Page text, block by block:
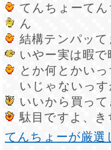
てんちょーて
ん
結構テンパッ
いやー実は暇
とか何とかい
いじゃないっす
いいから買っ
駄目ですよ、
てんちょーが厳選